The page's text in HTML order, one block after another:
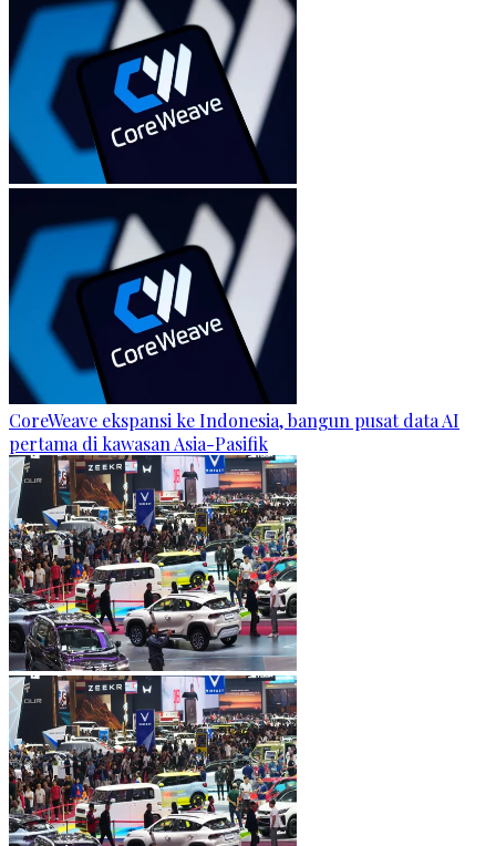
CoreWeave ekspansi ke Indonesia, bangun pusat data AI
pertama di kawasan Asia-Pasifik